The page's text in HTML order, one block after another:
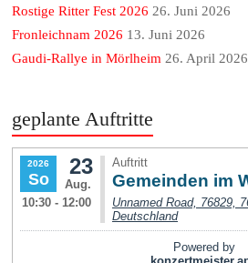
Rostige Ritter Fest 2026 26. Juni 2026
Fronleichnam 2026 13. Juni 2026
Gaudi-Rallye in Mörlheim 26. April 2026
geplante Auftritte